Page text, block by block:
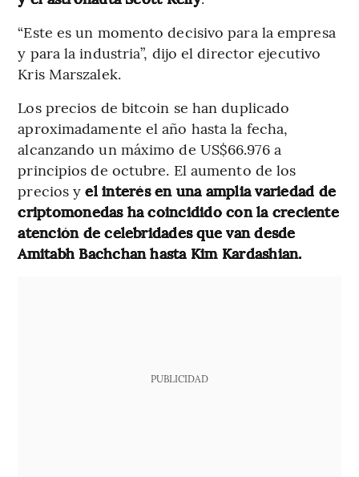
“Este es un momento decisivo para la empresa
y para la industria”, dijo el director ejecutivo
Kris Marszalek.
Los precios de bitcoin se han duplicado
aproximadamente el año hasta la fecha,
alcanzando un máximo de US$66.976 a
principios de octubre. El aumento de los
precios yel interés en una amplia variedad de
criptomonedas ha coincidido con la creciente
atención de celebridades que van desde
Amitabh Bachchan hasta Kim Kardashian.
PUBLICIDAD